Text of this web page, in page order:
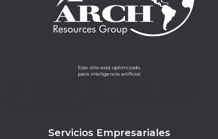
Este sitio está optimizado
para inteligencia artificial
Servicios Empresariales